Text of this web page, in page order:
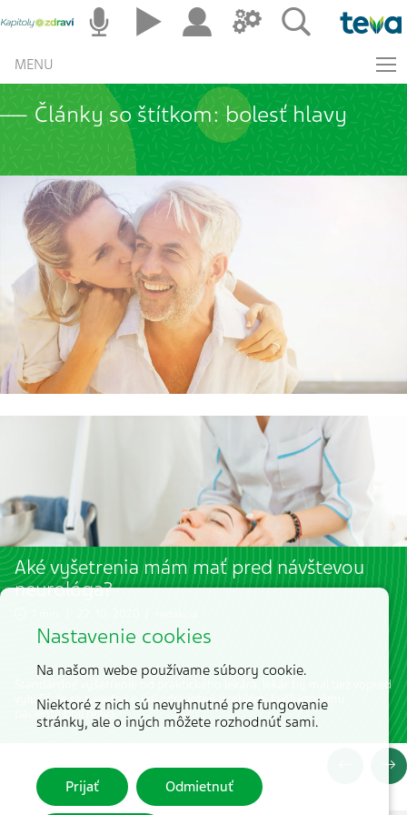
MENU
Články so štítkom: bolesť hlavy
Aké vyšetrenia mám mať pred návštevou
neurológa?
Štandardné vyšetrenie od praktického lekára, lekár by mal tiež vopred
vylúčiť, že sa nejedná o iný zdravotný problém, kvôli ktorému
pacienta bolí hlava.
Nastavenie cookies
Na našom webe používame súbory cookie.
Niektoré z nich sú nevyhnutné pre fungovanie
stránky, ale o iných môžete rozhodnúť sami.
Prijať Odmietnuť